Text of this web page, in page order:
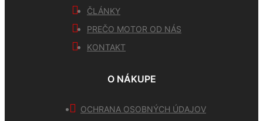
ČLÁNKY
PREČO MOTOR OD NÁS
KONTAKT
O NÁKUPE
OCHRANA OSOBNÝCH ÚDAJOV